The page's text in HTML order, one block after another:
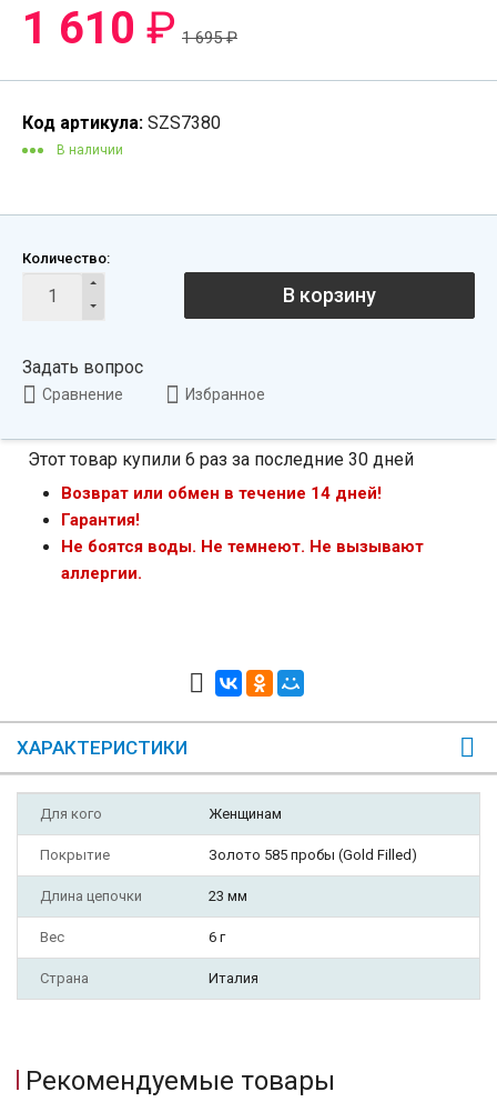
1 610 ₽ 1 695₽
Код артикула: SZS7380
В наличии
Количество:
В корзину
Задать вопрос
Сравнение Избранное
Этот товар купили 6 раз за последние 30 дней
Возврат или обмен в течение 14 дней!
Гарантия!
Не боятся воды. Не темнеют. Не вызывают
аллергии.
ХАРАКТЕРИСТИКИ
Для кого Женщинам
Покрытие Золото 585 пробы (Gold Filled)
Длина цепочки 23 мм
Вес 6 г
Страна Италия
Рекомендуемые товары